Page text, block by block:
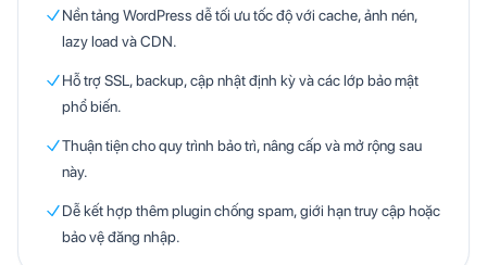
Nền tảng WordPress dễ tối ưu tốc độ với cache, ảnh nén,
lazy load và CDN.
Hỗ trợ SSL, backup, cập nhật định kỳ và các lớp bảo mật
phổ biến.
Thuận tiện cho quy trình bảo trì, nâng cấp và mở rộng sau
này.
Dễ kết hợp thêm plugin chống spam, giới hạn truy cập hoặc
bảo vệ đăng nhập.